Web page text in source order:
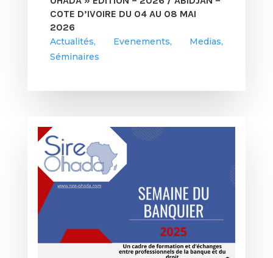
COTE D’IVOIRE DU 04 AU 08 MAI
2026
Actualités, Evenements, Medias,
Séminaires